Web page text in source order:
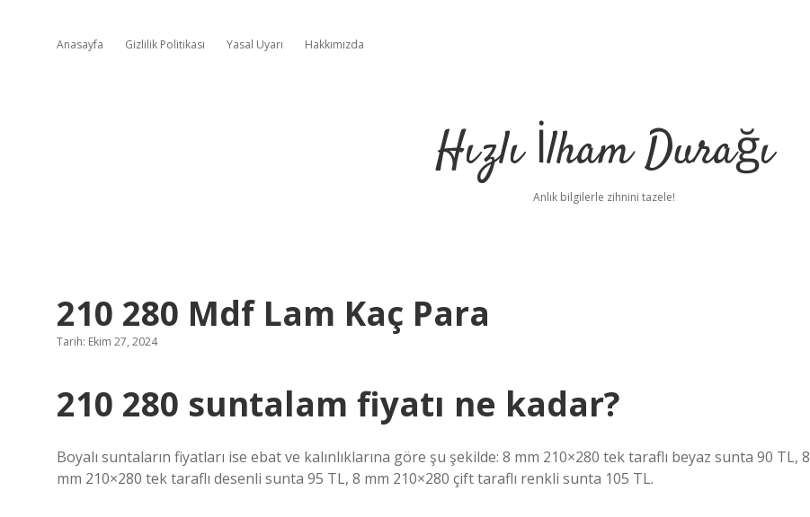
Anasayfa Gizlilik Politikası Yasal Uyarı Hakkımızda
Hızlı İlham Durağı
Anlık bilgilerle zihnini tazele!
210 280 Mdf Lam Kaç Para
Tarih: Ekim 27, 2024
210 280 suntalam fiyatı ne kadar?
Boyalı suntaların fiyatları ise ebat ve kalınlıklarına göre şu şekilde: 8 mm 210×280 tek taraflı beyaz sunta 90 TL, 8
mm 210×280 tek taraflı desenli sunta 95 TL, 8 mm 210×280 çift taraflı renkli sunta 105 TL.